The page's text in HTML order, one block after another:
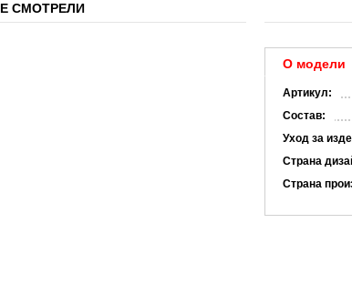
СМОТРЕЛИ
О модели
Артикул:
Состав:
Уход за
Страна
Страна